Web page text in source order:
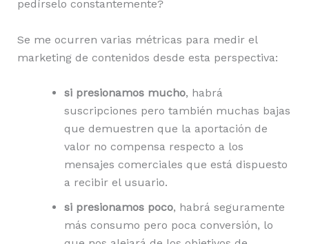
pedírselo constantemente?
Se me ocurren varias métricas para medir el
marketing de contenidos desde esta perspectiva:
si presionamos mucho, habrá
suscripciones pero también muchas bajas
que demuestren que la aportación de
valor no compensa respecto a los
mensajes comerciales que está dispuesto
a recibir el usuario.
si presionamos poco, habrá seguramente
más consumo pero poca conversión, lo